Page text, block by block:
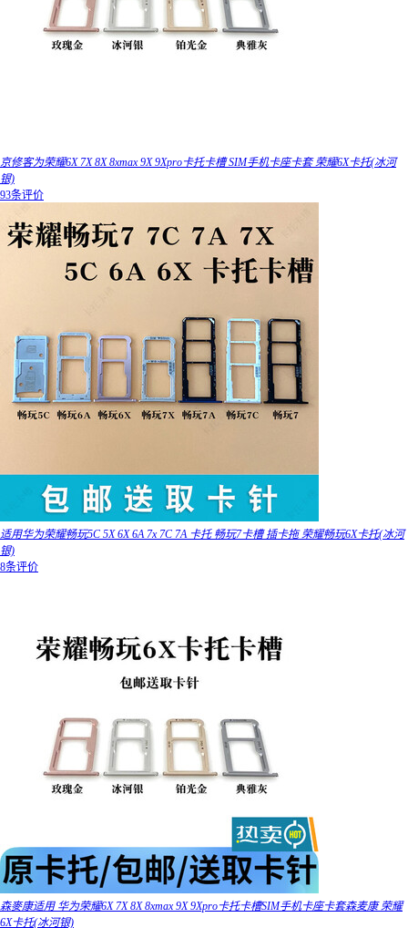
京修客为荣耀6X 7X 8X 8xmax 9X 9Xpro卡托卡槽 SIM手机卡座卡套 荣耀6X卡托(冰河
银)
93条评价
适用华为荣耀畅玩5C 5X 6X 6A 7x 7C 7A 卡托 畅玩7卡槽 插卡拖 荣耀畅玩6X卡托(冰河
银)
8条评价
森麥康适用 华为荣耀6X 7X 8X 8xmax 9X 9Xpro卡托卡槽SIM手机卡座卡套森麦康 荣耀
6X卡托(冰河银)